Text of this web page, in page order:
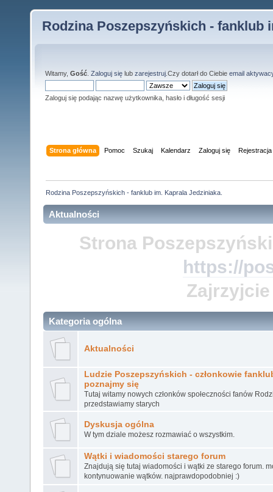
Rodzina Poszepszyńskich - fanklub
Witamy, Gość Zaloguj się lub zarejestruj .Czy dotarł do Ciebie email
Zaloguj się podając nazwę użytkownika, hasło i długość sesji
Strona główna Pomoc Szukaj Kalendarz Zaloguj się Rejestracja
Rodzina Poszepszyńskich - fanklub im. Kaprala Jedziniaka.
Aktualności
Strona
https://
Kategoria ogólna
Aktualności
Ludzie Poszepszyńskich - członkowie
poznajmy się
Tutaj witamy nowych członków społeczności fanów
przedstawiamy starych
Dyskusja ogólna
W tym dziale możesz rozmawiać o wszystkim.
Wątki i wiadomości starego forum
Znajdują się tutaj wiadomości i wątki ze starego forum.
kontynuowanie wątków. najprawdopodobniej :)